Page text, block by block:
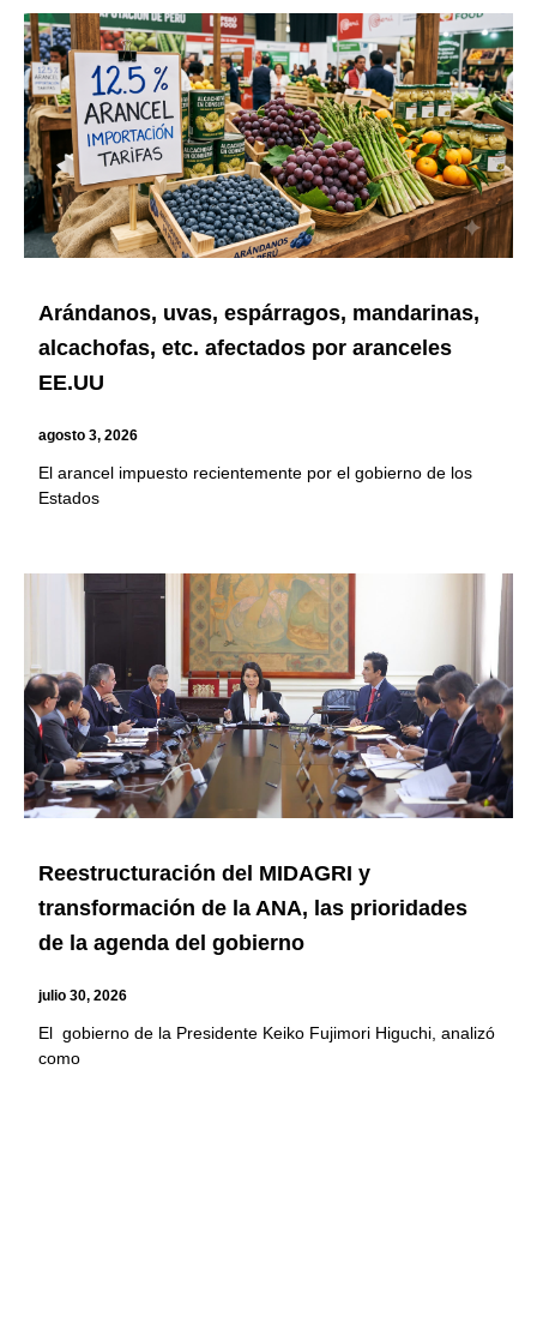
Arándanos, uvas, espárragos, mandarinas,
alcachofas, etc. afectados por aranceles
EE.UU
agosto 3, 2026
El arancel impuesto recientemente por el gobierno de los
Estados
Reestructuración del MIDAGRI y
transformación de la ANA, las prioridades
de la agenda del gobierno
julio 30, 2026
El gobierno de la Presidente Keiko Fujimori Higuchi, analizó
como